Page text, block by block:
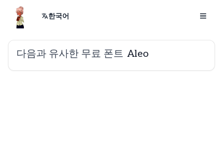
한국어
다음과 유사한 무료 폰트 Aleo